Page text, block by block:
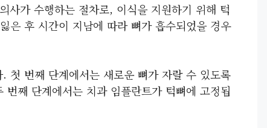
사가 수행하는 절차로, 이식을 지원하기 위해 턱
은 후 시간이 지남에 따라 뼈가 흡수되었을 경우
첫 번째 단계에서는 새로운 뼈가 자랄 수 있도록
째 단계에서는 치과 임플란트가 턱뼈에 고정됩